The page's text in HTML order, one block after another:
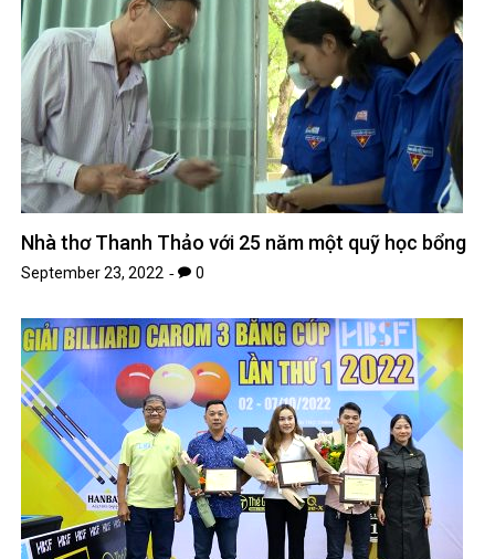
Nhà thơ Thanh Thảo với 25 năm một quỹ học bổng
September 23, 2022 0